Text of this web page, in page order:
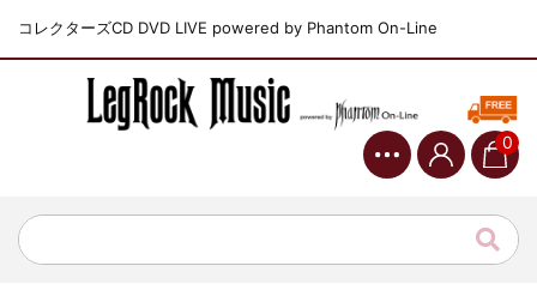
コレクターズCD DVD LIVE powered by Phantom On-Line
0
ジャーニー / 1979年5月8+9日 コロラド州 2公演 SBD 完全収録！
*NEW RELEASE (最新約3ヶ月)
2024.11.9